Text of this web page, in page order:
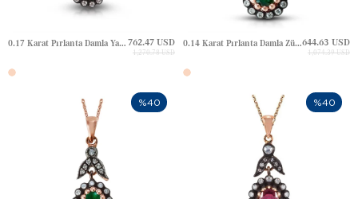
0.17 Karat Pırlanta Damla Yakut Yaprak Halo Elmas Altın Kolye 762.47 USD
1,270.78 USD
0.14 Karat Pırlanta Damla Zümrüt Yaprak Halo Elmas Altın Kolye644.63 USD
1,074.39 USD
%40 %40